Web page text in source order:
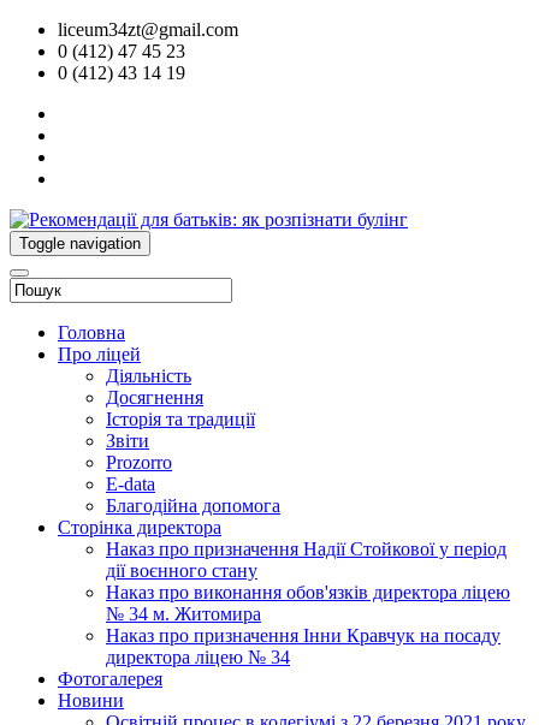
liceum34zt@gmail.com
0 (412) 47 45 23
0 (412) 43 14 19
Toggle navigation
Головна
Про ліцей
Діяльність
Досягнення
Історія та традиції
Звіти
Prozorro
E-data
Благодійна допомога
Сторінка директора
Наказ про призначення Надії Стойкової у період
дії воєнного стану
Наказ про виконання обов'язків директора ліцею
№ 34 м. Житомира
Наказ про призначення Інни Кравчук на посаду
директора ліцею № 34
Фотогалерея
Новини